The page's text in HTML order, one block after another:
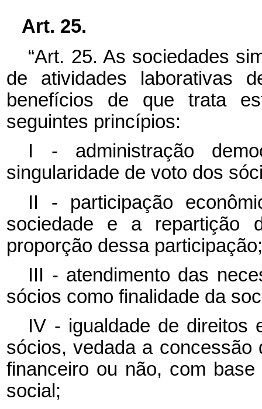
Art. 25.
“Art. 25. As sociedades
de atividades laborativas
benefícios de que trata
seguintes princípios:
I - administração
singularidade de voto dos
II - participação
sociedade e a repartição
proporção dessa participação;
III - atendimento das
sócios como finalidade da
IV - igualdade de direitos
sócios, vedada a concessão
financeiro ou não, com
social;